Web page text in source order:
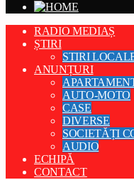
RADIO MEDIAȘ
ȘTIRI
STIRI
ANUNȚURI
AUTO-MOTO
CASE
DIVERSE
SOCIETĂȚI
AUDIO
ECHIPĂ
CONTACT